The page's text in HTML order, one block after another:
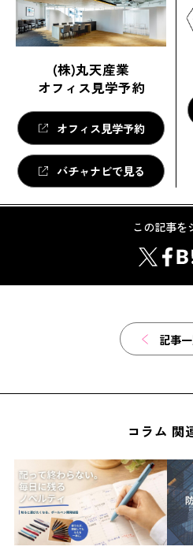
(株)丸天産業
オフィス見学予約
オフィス見学予約
バチャナビで見る
この記事を
記事
コラム 関